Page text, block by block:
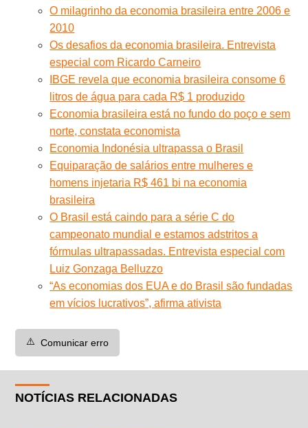
O milagrinho da economia brasileira entre 2006 e
2010
Os desafios da economia brasileira. Entrevista
especial com Ricardo Carneiro
IBGE revela que economia brasileira consome 6
litros de água para cada R$ 1 produzido
Economia brasileira está no fundo do poço e sem
norte, constata economista
Economia Indonésia ultrapassa o Brasil
Equiparação de salários entre mulheres e
homens injetaria R$ 461 bi na economia
brasileira
O Brasil está caindo para a série C do
campeonato mundial e estamos adstritos a
fórmulas ultrapassadas. Entrevista especial com
Luiz Gonzaga Belluzzo
“As economias dos EUA e do Brasil são fundadas
em vícios lucrativos”, afirma ativista
⚠️ Comunicar erro
NOTÍCIAS RELACIONADAS